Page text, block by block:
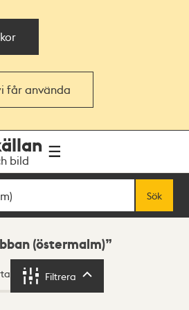
får använda
bild
Sök
(östermalm)
Filtrera